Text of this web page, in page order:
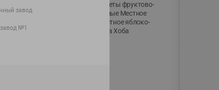
копченые
Местное известное
Конфеты фруктово-
ягодные Местное
известное яблоко-
тыква Хоба
завод
№1